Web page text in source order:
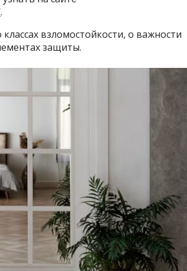
.
взломостойкости, о важности
защиты.